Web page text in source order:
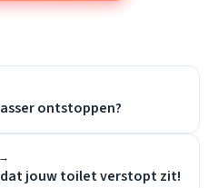
ontstoppen?
jouw toilet verstopt zit!